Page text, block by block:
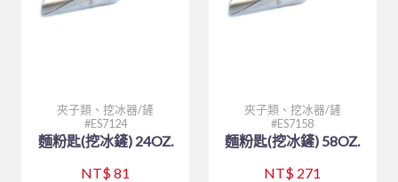
夾子類、挖冰器/鏟
ES7124
麵粉匙(挖冰鏟) 24OZ.
NT$ 81
夾子類、挖冰器/鏟
ES7158
麵粉匙(挖冰鏟) 58OZ.
NT$ 271